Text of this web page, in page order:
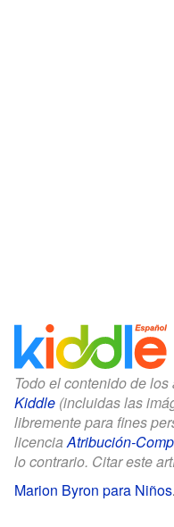
Todo el contenido de
Kiddle (incluidas las
libremente para fines
licenciaAtribución-
lo contrario. Citar este
Marion Byron para Niños.